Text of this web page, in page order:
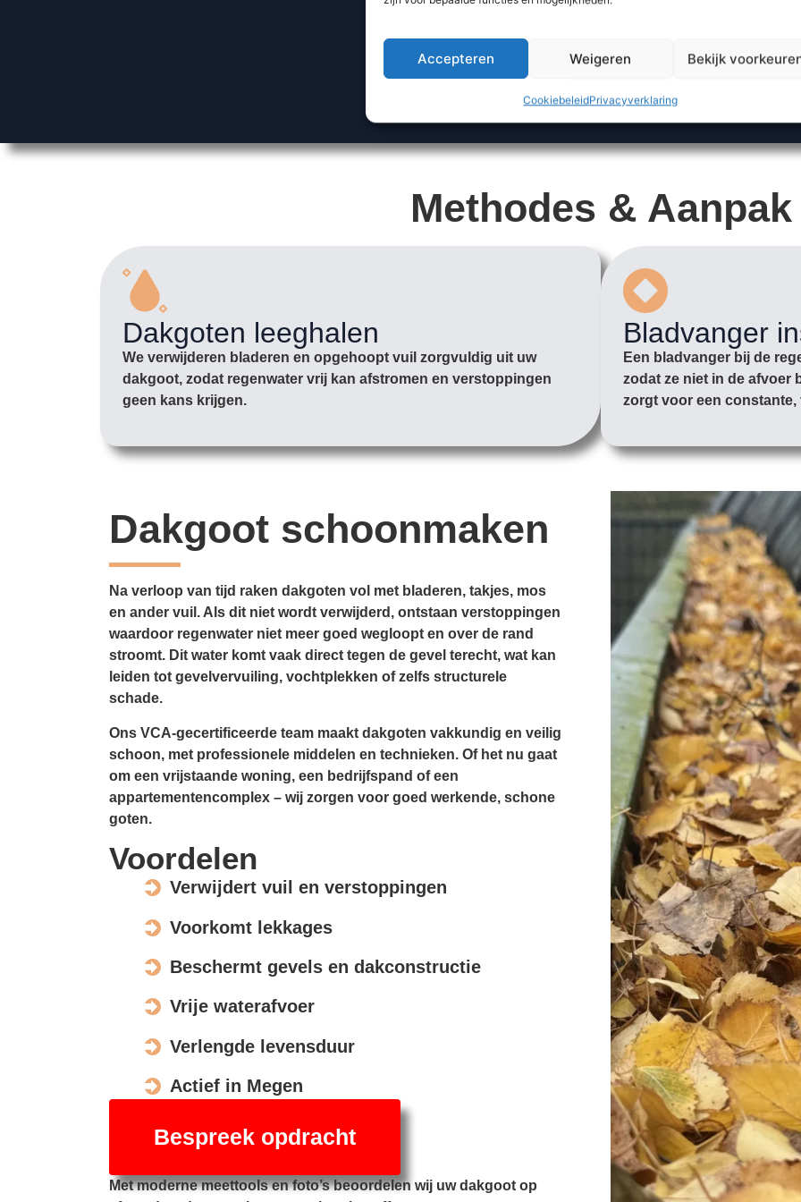
Accepteren Weigeren Bekijk
CookiebeleidPrivacyverklaring
Methodes & Aanpak
Dakgoten leeghalen
We verwijderen bladeren en opgehoopt vuil zorgvuldig uit uw
dakgoot, zodat regenwater vrij kan afstromen en verstoppingen
geen kans krijgen.
Bladvanger
Een bladvanger bij de
zodat ze niet in de afvoer
zorgt voor een constante,
Dakgoot schoonmaken
Na verloop van tijd raken dakgoten vol met bladeren, takjes, mos
en ander vuil. Als dit niet wordt verwijderd, ontstaan verstoppingen
waardoor regenwater niet meer goed wegloopt en over de rand
stroomt. Dit water komt vaak direct tegen de gevel terecht, wat kan
leiden tot gevelvervuiling, vochtplekken of zelfs structurele
schade.
Ons VCA-gecertificeerde team maakt dakgoten vakkundig en veilig
schoon, met professionele middelen en technieken. Of het nu gaat
om een vrijstaande woning, een bedrijfspand of een
appartementencomplex – wij zorgen voor goed werkende, schone
goten.
Voordelen
Verwijdert vuil en verstoppingen
Voorkomt lekkages
Beschermt gevels en dakconstructie
Vrije waterafvoer
Verlengde levensduur
Actief in Megen
Bespreek opdracht
Met moderne meettools en foto’s beoordelen wij uw dakgoot op